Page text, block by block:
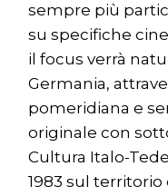
sempre più
su specifiche
il focus verrà
Germania,
pomeridiana e
originale con
Cultura Italo-
1983 sul